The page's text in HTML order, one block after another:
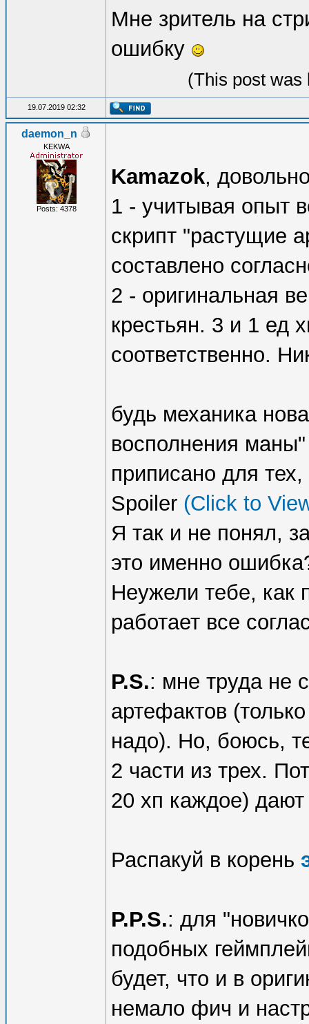
Мне зритель на
ошибку
(This post
19.07.2019 02:32
daemon_n
KEKWA
Posts: 4378
Kamazok,
1 - учитывая опыт
скрипт "растущие
составлено
2 - оригинальная
крестьян. 3 и 1 ед
соответственно.
будь механика
восполнения
приписано для
Spoiler (Click to
Я так и не понял,
это именно
Неужели тебе, как
работает все
P.S.: мне труда не
артефактов
надо). Но, боюсь,
2 части из трех.
20 хп каждое) дают
Распакуй в корень
P.P.S.: для
подобных
будет, что и в
немало фич и